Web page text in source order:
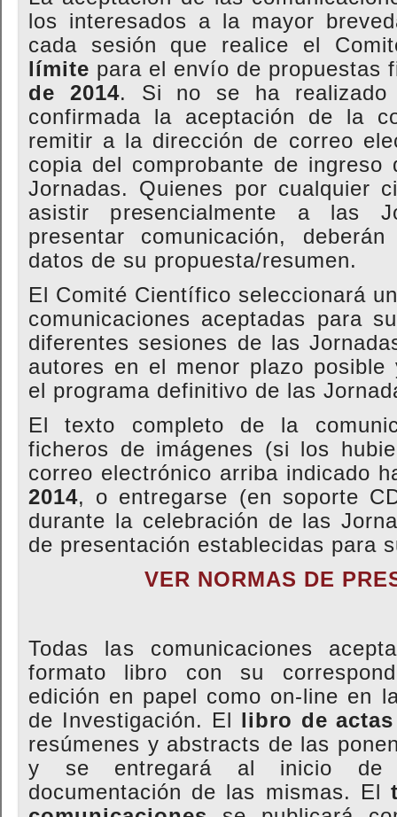
los interesados a la mayor
cada sesión que realice el
límite para el envío de propuestas
de 2014. Si no se ha realizado
confirmada la aceptación de la
remitir a la dirección de correo
copia del comprobante de
Jornadas. Quienes por cualquier
asistir presencialmente a las
presentar comunicación,
datos de su propuesta/resumen.
El Comité Científico seleccionará
comunicaciones aceptadas para
diferentes sesiones de las
autores en el menor plazo
el programa definitivo de las
El texto completo de la
ficheros de imágenes (si los
correo electrónico arriba indicado
2014, o entregarse (en soporte
durante la celebración de las
de presentación establecidas para
VER NORMAS DE PR
Todas las comunicaciones
formato libro con su
edición en papel como on-line en
de Investigación. El libro de actas
resúmenes y abstracts de las
y se entregará al inicio de
documentación de las mismas. El